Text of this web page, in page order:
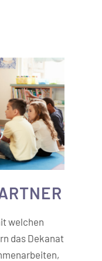
welchen
das Dekanat